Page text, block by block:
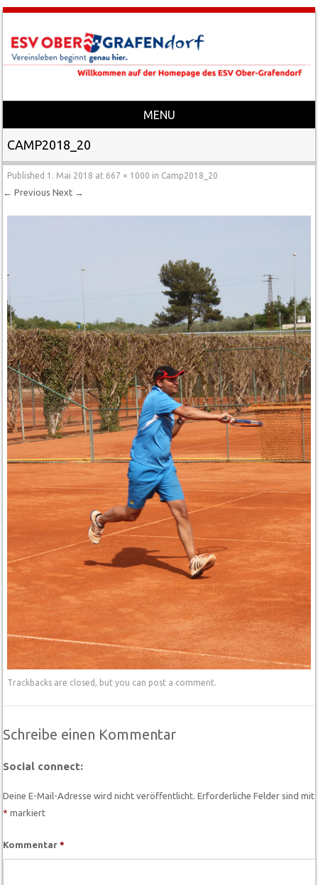
MENU
Skip to content
CAMP2018_20
Published 1. Mai 2018 at 667 × 1000 in Camp2018_20
← Previous Next →
Trackbacks are closed, but you can post a comment.
Schreibe einen Kommentar
Social connect:
Deine E-Mail-Adresse wird nicht veröffentlicht. Erforderliche Felder sind mit
* markiert
Kommentar*